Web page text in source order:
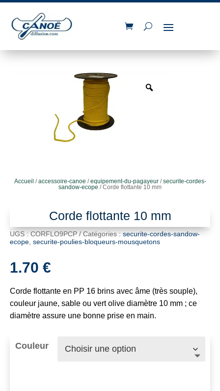
Accueil /accessoire-canoe /equipement-du-pagayeur/securite-cordes-
sandow-ecope / Corde flottante 10 mm
Corde flottante 10 mm
UGS :CORFLO9PCP Catégories :securite-cordes-sandow-
ecope, securite-poulies-bloqueurs-mousquetons
1.70 €
Corde flottante en PP 16 brins avec âme (très souple),
couleur jaune, sable ou vert olive diamètre 10 mm ; ce
diamètre assure une bonne prise en main.
Couleur